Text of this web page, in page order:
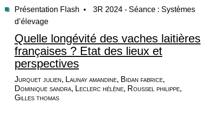
Présentation Flash •
3R 2024 - Séance : Systèmes
d’élevage
Quelle longévité des vaches laitières
françaises ? Etat des lieux et
perspectives
Jurquet julien, Launay amandine, Bidan fabrice,
Dominique sandra, Leclerc hélène, Roussel philippe,
Gilles thomas